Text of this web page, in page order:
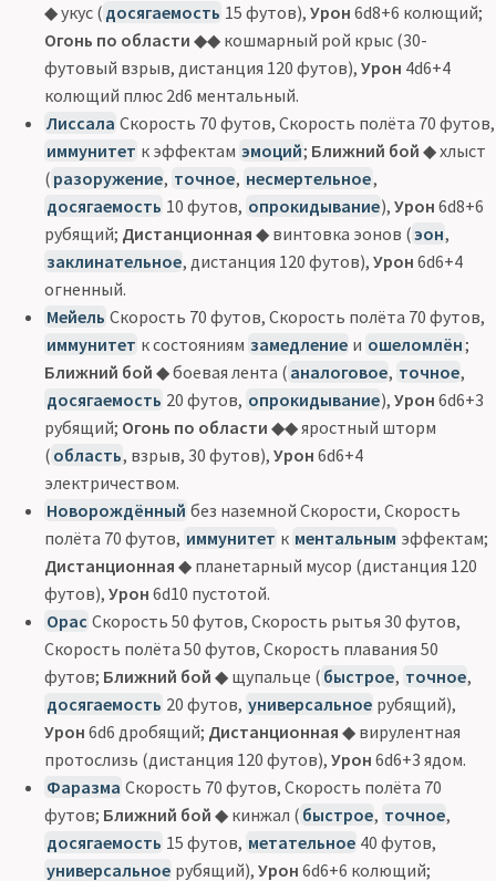
◆ укус ( досягаемость 15 футов),Урон 6d8+6 колющий;
Огонь по области ◆◆ кошмарный рой крыс (30-
футовый взрыв, дистанция 120 футов), Урон 4d6+4
колющий плюс 2d6 ментальный.
Лиссала Скорость 70 футов, Скорость полёта 70 футов,
иммунитет к эффектам эмоций; Ближний бой ◆ хлыст
( разоружение, точное, несмертельное,
досягаемость 10 футов, опрокидывание),Урон 6d8+6
рубящий; Дистанционная ◆ винтовка эонов (эон,
заклинательное, дистанция 120 футов),Урон 6d6+4
огненный.
Мейель Скорость 70 футов, Скорость полёта 70 футов,
иммунитет к состояниям замедление и ошеломлён;
Ближний бой ◆ боевая лента ( аналоговое, точное,
досягаемость 20 футов, опрокидывание),Урон 6d6+3
рубящий; Огонь по области ◆◆ яростный шторм
( область, взрыв, 30 футов),Урон 6d6+4
электричеством.
Новорождённый без наземной Скорости, Скорость
полёта 70 футов, иммунитет к ментальным эффектам;
Дистанционная ◆ планетарный мусор (дистанция 120
футов), Урон 6d10 пустотой.
Орас Скорость 50 футов, Скорость рытья 30 футов,
Скорость полёта 50 футов, Скорость плавания 50
футов; Ближний бой ◆ щупальце ( быстрое, точное,
досягаемость 20 футов, универсальное рубящий),
Урон 6d6 дробящий; Дистанционная ◆ вирулентная
протослизь (дистанция 120 футов), Урон 6d6+3 ядом.
Фаразма Скорость 70 футов, Скорость полёта 70
футов; Ближний бой ◆ кинжал ( быстрое, точное,
досягаемость 15 футов, метательное 40 футов,
универсальное рубящий),Урон 6d6+6 колющий;